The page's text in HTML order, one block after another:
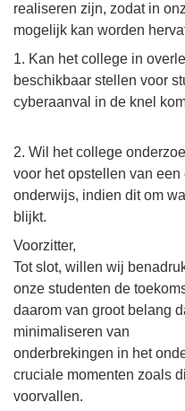
realiseren zijn, zodat in
mogelijk kan worden
1. Kan het college in
beschikbaar stellen voor
cyberaanval in de knel
2. Wil het college
voor het opstellen van
onderwijs, indien dit om
blijkt.
Voorzitter,
Tot slot, willen wij
onze studenten de
daarom van groot belang
minimaliseren van
onderbrekingen in het
cruciale momenten zoals
voorvallen.